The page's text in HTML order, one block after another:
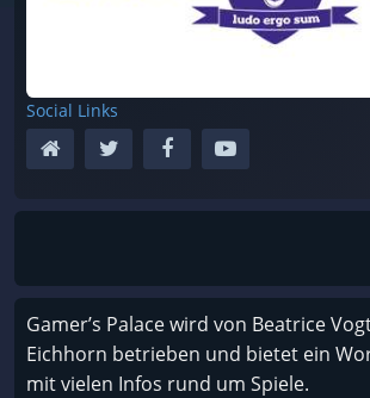
Social Links
Gamer’s Palace wird von Beatrice
Eichhorn betrieben und bietet ein
mit vielen Infos rund um Spiele.